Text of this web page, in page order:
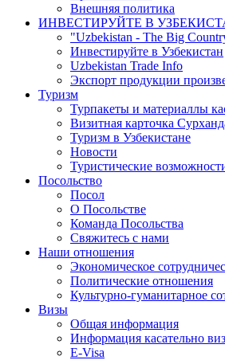
Внешняя политика
ИНВЕСТИРУЙТЕ В
"Uzbekistan - The Big
Инвестируйте в Узбекистан
Uzbekistan Trade Info
Экспорт продукции
Туризм
Турпакеты и материаллы
Визитная карточка
Туризм в Узбекистане
Новости
Туристические
Посольство
Посол
О Посольстве
Команда Посольства
Свяжитесь с нами
Наши отношения
Экономическое
Политические отношения
Культурно-гуманитарное
Визы
Общая информация
Информация касательно
E-Visa